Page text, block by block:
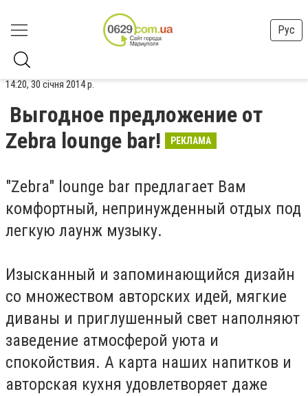
Рус
14:20, 30 січня 2014 р.
Выгодное предложение от
Zebra lounge bar!
РЕКЛАМА
"Zebra" lounge bar предлагает Вам
комфортный, непринужденный отдых под
легкую лаунж музыку.
Изысканный и запоминающийся дизайн
со множеством авторских идей, мягкие
диваны и приглушенный свет наполняют
заведение атмосферой уюта и
спокойствия. А карта наших напитков и
авторская кухня удовлетворяет даже